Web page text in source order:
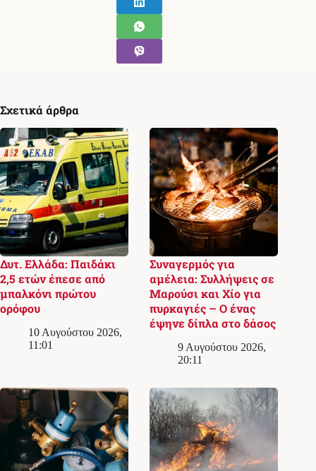
Σχετικά άρθρα
Δυτ. Ελλάδα: Παιδάκι
2,5 ετών έπεσε από
μπαλκόνι πρώτου
ορόφου
10 Αυγούστου 2026,
11:01
Συναγερμός για
αμέλεια: Συλλήψεις σε
Μαρούσι και Χίο για
πυρκαγιές – Ο ένας
έψηνε δίπλα στο δάσος
9 Αυγούστου 2026,
20:11